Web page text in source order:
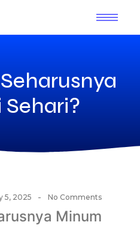
5, 2025 - No Comments
Minum